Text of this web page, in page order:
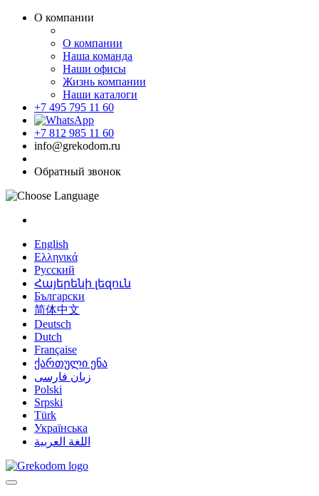
О компании
О компании
Наша команда
Наши офисы
Жизнь компании
Наши каталоги
+7 495 795 11 60
+7 812 985 11 60
info@grekodom.ru
Обратный звонок
English
Ελληνικά
Русский
Հայերենի լեզուն
Български
简体中文
Deutsch
Dutch
Française
ქართული ენა
زبان فارسی
Polski
Srpski
Türk
Українська
اللغة العربية